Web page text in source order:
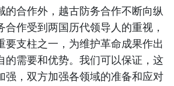
的合作外，越古防务合作不断向纵
合作受到两国历代领导人的重视，
要支柱之一，为维护革命成果作出
的需要和优势。我们可以保证，这
强，双方加强各领域的准备和应对